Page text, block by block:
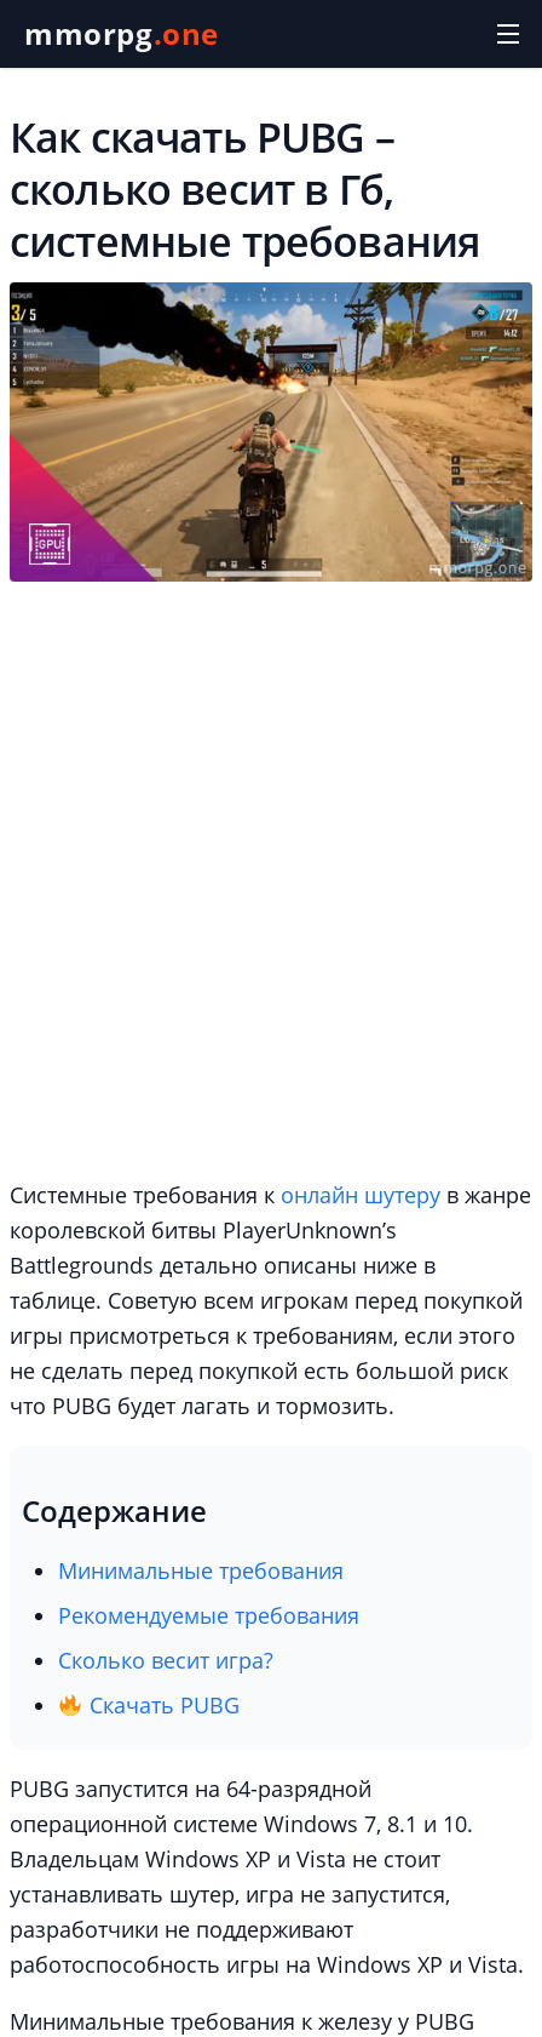
mmorpg.one
Как скачать PUBG –
сколько весит в Гб,
системные требования
Системные требования к онлайн шутеру в жанре
королевской битвы PlayerUnknown’s
Battlegrounds детально описаны ниже в
таблице. Советую всем игрокам перед покупкой
игры присмотреться к требованиям, если этого
не сделать перед покупкой есть большой риск
что PUBG будет лагать и тормозить.
Содержание
Минимальные требования
Рекомендуемые требования
Сколько весит игра?
Скачать PUBG
PUBG запустится на 64-разрядной
операционной системе Windows 7, 8.1 и 10.
Владельцам Windows XP и Vista не стоит
устанавливать шутер, игра не запустится,
разработчики не поддерживают
работоспособность игры на Windows XP и Vista.
Минимальные требования к железу у PUBG